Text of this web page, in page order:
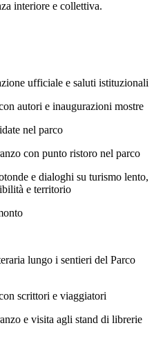
interiore e collettiva.
ufficiale e saluti istituzionali
autori e inaugurazioni mostre
nel parco
con punto ristoro nel parco
e dialoghi su turismo lento,
e territorio
lungo i sentieri del Parco
scrittori e viaggiatori
e visita agli stand di librerie